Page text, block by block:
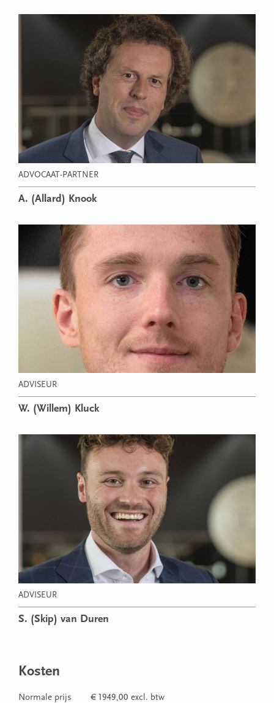
ADVOCAAT-PARTNER
A. (Allard) Knook
ADVISEUR
W. (Willem) Kluck
ADVISEUR
S. (Skip) van Duren
Kosten
Normale prijs
€ 1949,00 excl. btw